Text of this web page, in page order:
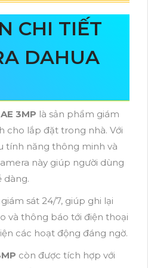
CHI TIẾT
DAHUA
3MP là sản phẩm giám
cho lắp đặt trong nhà. Với
tính năng thông minh và
này giúp người dùng
dàng.
sát 24/7, giúp ghi lại
và thông báo tới điện thoại
các hoạt động đáng ngờ.
còn được tích hợp với